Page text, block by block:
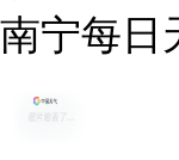
南宁每日